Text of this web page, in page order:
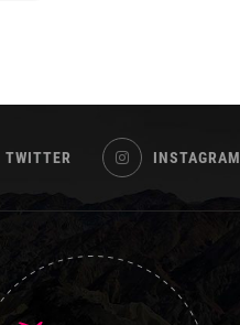
TWITTER INSTAGRAM